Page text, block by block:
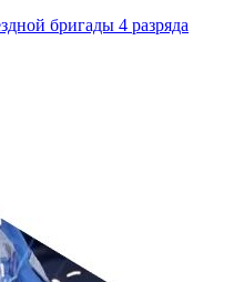
бригады 4 разряда